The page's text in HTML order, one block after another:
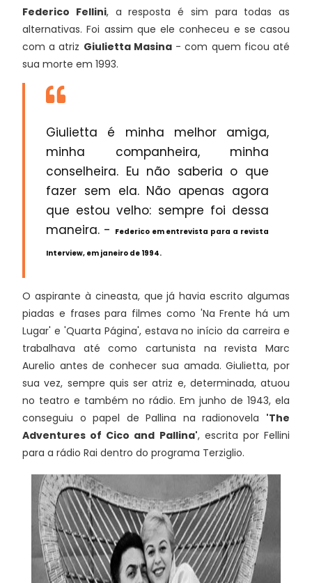
Federico Fellini, a resposta é sim para todas as
alternativas. Foi assim que ele conheceu e se casou
com a atriz Giulietta Masina- com quem ficou até
sua morte em 1993.
Giulietta é minha melhor amiga,
minha companheira, minha
conselheira. Eu não saberia o que
fazer sem ela. Não apenas agora
que estou velho: sempre foi dessa
maneira. - Federico em entrevista para a revista
Interview, em janeiro de 1994.
O aspirante à cineasta, que já havia escrito algumas
piadas e frases para filmes como 'Na Frente há um
Lugar' e 'Quarta Página', estava no início da carreira e
trabalhava até como cartunista na revista Marc
Aurelio antes de conhecer sua amada. Giulietta, por
sua vez, sempre quis ser atriz e, determinada, atuou
no teatro e também no rádio. Em junho de 1943, ela
conseguiu o papel de Pallina na radionovela 'The
Adventures of Cico and Pallina', escrita por Fellini
para a rádio Rai dentro do programa Terziglio.